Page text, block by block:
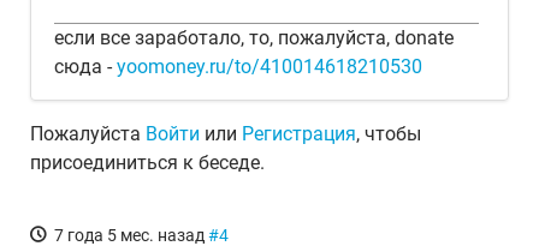
если все заработало, то, пожалуйста, donate
сюда -yoomoney.ru/to/410014618210530
Пожалуйста Войти или Регистрация, чтобы
присоединиться к беседе.
7 года 5 мес. назад #4